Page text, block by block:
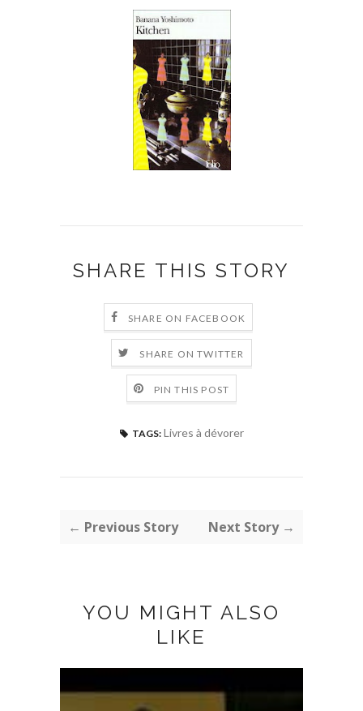
SHARE THIS STORY
SHARE ON FACEBOOK
SHARE ON TWITTER
PIN THIS POST
TAGS: Livres à dévorer
← Previous Story Next Story →
YOU MIGHT ALSO
LIKE